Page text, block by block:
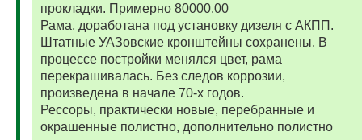
прокладки. Примерно 80000.00
Рама, доработана под установку дизеля с АКПП.
Штатные УАЗовские кронштейны сохранены. В
процессе постройки менялся цвет, рама
перекрашивалась. Без следов коррозии,
произведена в начале 70-х годов.
Рессоры, практически новые, перебранные и
окрашенные полистно, дополнительно полистно